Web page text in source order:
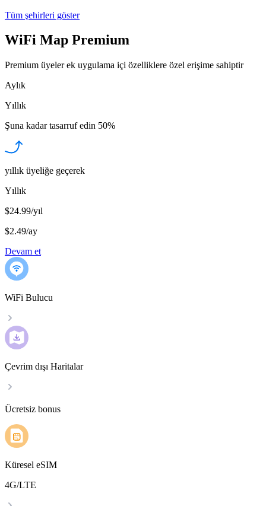
Tüm şehirleri göster
WiFi Map Premium
Premium üyeler ek uygulama içi özelliklere özel erişime sahiptir
Aylık
Yıllık
Şuna kadar tasarruf edin 50%
yıllık üyeliğe geçerek
Yıllık
$24.99/yıl
$2.49/ay
Devam et
WiFi Bulucu
Çevrim dışı Haritalar
Ücretsiz bonus
Küresel eSIM
4G/LTE